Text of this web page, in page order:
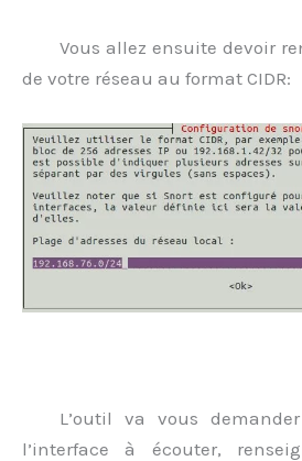
Vous allez ensuite devoir
de votre réseau au format CIDR:
L’outil va vous
l’interface à écouter,